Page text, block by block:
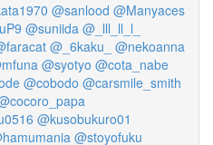
@sanlood @Manyaces
@suniida @_lll_ll_l_
@_6kaku_
@nekoanna
@syotyo @cota_nabe
@cobodo @carsmile_smith
@kusobukuro01
@stoyofuku